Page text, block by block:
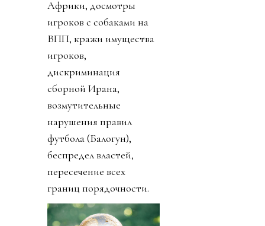
Африки, досмотры
игроков с собаками на
ВПП, кражи имущества
игроков,
дискриминация
сборной Ирана,
возмутительные
нарушения правил
футбола (Балогун),
беспредел властей,
пересечение всех
границ порядочности.